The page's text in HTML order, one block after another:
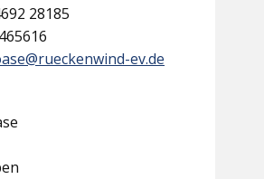
28185
ev.de